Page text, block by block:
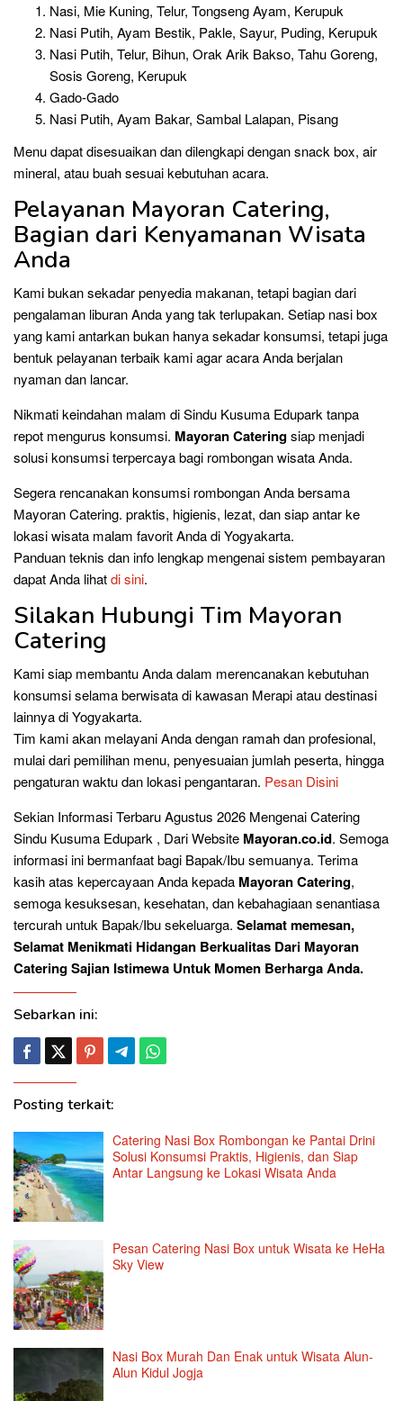
Nasi, Mie Kuning, Telur, Tongseng Ayam, Kerupuk
Nasi Putih, Ayam Bestik, Pakle, Sayur, Puding, Kerupuk
Nasi Putih, Telur, Bihun, Orak Arik Bakso, Tahu Goreng,
Sosis Goreng, Kerupuk
Gado-Gado
Nasi Putih, Ayam Bakar, Sambal Lalapan, Pisang
Menu dapat disesuaikan dan dilengkapi dengan snack box, air
mineral, atau buah sesuai kebutuhan acara.
Pelayanan Mayoran Catering,
Bagian dari Kenyamanan Wisata
Anda
Kami bukan sekadar penyedia makanan, tetapi bagian dari
pengalaman liburan Anda yang tak terlupakan. Setiap nasi box
yang kami antarkan bukan hanya sekadar konsumsi, tetapi juga
bentuk pelayanan terbaik kami agar acara Anda berjalan
nyaman dan lancar.
Nikmati keindahan malam di Sindu Kusuma Edupark tanpa
repot mengurus konsumsi. Mayoran Cateringsiap menjadi
solusi konsumsi terpercaya bagi rombongan wisata Anda.
Segera rencanakan konsumsi rombongan Anda bersama
Mayoran Catering. praktis, higienis, lezat, dan siap antar ke
lokasi wisata malam favorit Anda di Yogyakarta.
Panduan teknis dan info lengkap mengenai sistem pembayaran
dapat Anda lihatdisini.
Silakan Hubungi Tim Mayoran
Catering
Kami siap membantu Anda dalam merencanakan kebutuhan
konsumsi selama berwisata di kawasan Merapi atau destinasi
lainnya di Yogyakarta.
Tim kami akan melayani Anda dengan ramah dan profesional,
mulai dari pemilihan menu, penyesuaian jumlah peserta, hingga
pengaturan waktu dan lokasi pengantaran. Pesan Disini
Sekian Informasi Terbaru Agustus 2026 Mengenai Catering
Sindu Kusuma Edupark , Dari Website Mayoran.co.id. Semoga
informasi ini bermanfaat bagi Bapak/Ibu semuanya. Terima
kasih atas kepercayaan Anda kepada Mayoran Catering,
semoga kesuksesan, kesehatan, dan kebahagiaan senantiasa
tercurah untuk Bapak/Ibu sekeluarga. Selamat memesan,
Selamat Menikmati Hidangan Berkualitas Dari Mayoran
Catering Sajian Istimewa Untuk Momen Berharga Anda.
Sebarkan ini:
Posting terkait:
Catering Nasi Box Rombongan ke Pantai Drini
Solusi Konsumsi Praktis, Higienis, dan Siap
Antar Langsung ke Lokasi Wisata Anda
Pesan Catering Nasi Box untuk Wisata ke HeHa
Sky View
Nasi Box Murah Dan Enak untuk Wisata Alun-
Alun Kidul Jogja